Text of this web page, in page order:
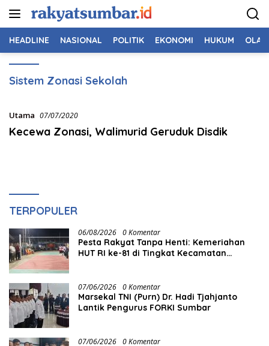
HEADLINE NASIONAL POLITIK EKONOMI HUKUM
Sistem Zonasi Sekolah
Utama 07/07/2020
Kecewa Zonasi, Walimurid Geruduk Disdik
TERPOPULER
06/08/2026 0 Komentar
Pesta Rakyat Tanpa Henti: Kemeriahan
HUT RI ke-81 di Tingkat Kecamatan
07/06/2026 0 Komentar
Marsekal TNI (Purn) Dr. Hadi Tjahjanto
Lantik Pengurus FORKI Sumbar
07/06/2026 0 Komentar